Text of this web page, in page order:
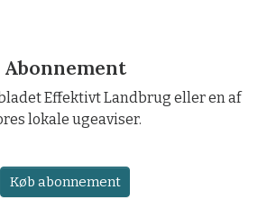
Abonnement
Effektivt Landbrug eller en af
lokale ugeaviser.
Køb abonnement